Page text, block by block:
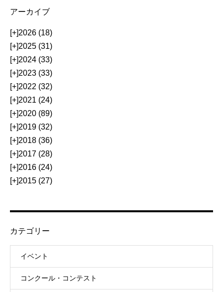
アーカイブ
[+]2026 (18)
[+]2025 (31)
[+]2024 (33)
[+]2023 (33)
[+]2022 (32)
[+]2021 (24)
[+]2020 (89)
[+]2019 (32)
[+]2018 (36)
[+]2017 (28)
[+]2016 (24)
[+]2015 (27)
カテゴリー
イベント
コンクール・コンテスト